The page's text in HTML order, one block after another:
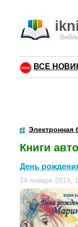
ВСЕ
Электронная
Книги
День
24 января 2019,